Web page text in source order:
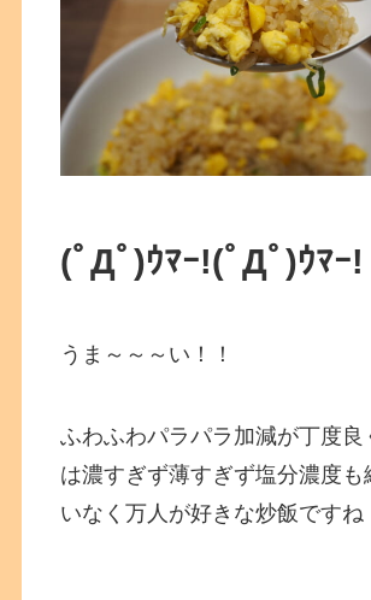
(ﾟДﾟ)ｳﾏｰ!(ﾟДﾟ)ｳﾏｰ!
うま～～～い！！
ふわふわパラパラ加減が丁度良
は濃すぎず薄すぎず塩分濃度も
いなく万人が好きな炒飯ですね